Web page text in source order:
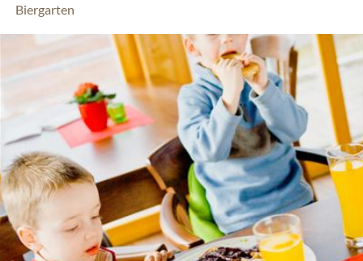
Biergarten